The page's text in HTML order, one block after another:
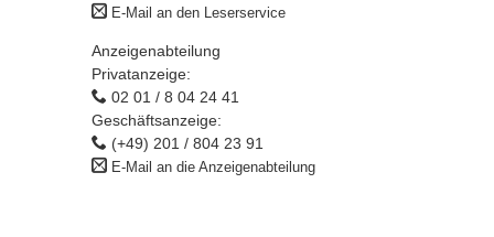
E-Mail an den Leserservice
Anzeigenabteilung
Privatanzeige:
02 01 / 8 04 24 41
Geschäftsanzeige:
(+49) 201 / 804 23 91
E-Mail an die Anzeigenabteilung